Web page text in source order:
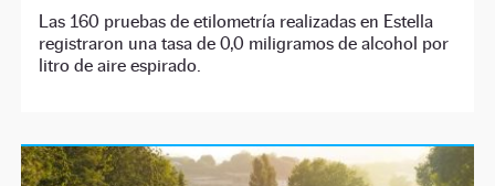
Las 160 pruebas de etilometría realizadas en Estella
registraron una tasa de 0,0 miligramos de alcohol por
litro de aire espirado.